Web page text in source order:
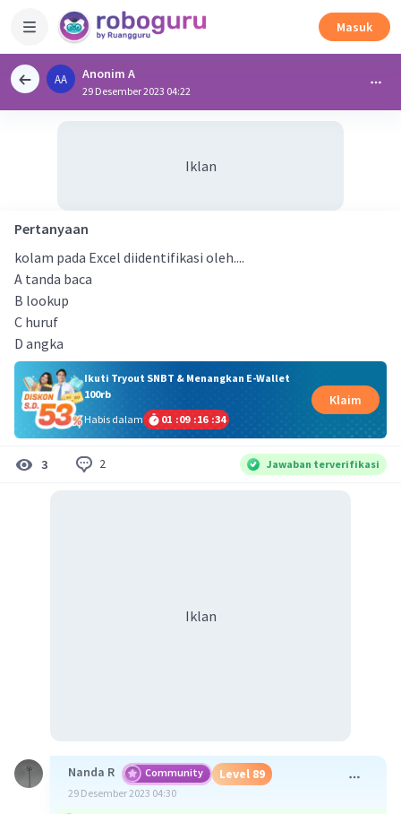
Masuk
AA Anonim A
29 Desember 2023 04:22
Iklan
Pertanyaan
kolam pada Excel diidentifikasi oleh....
A tanda baca
B lookup
C huruf
D angka
Ikuti Tryout SNBT & Menangkan E-Wallet
100rb
Habis dalam
01 :09 :16 :33
Klaim
3 2 Jawaban terverifikasi
Iklan
Nanda R Community Level 89
29 Desember 2023 04:30